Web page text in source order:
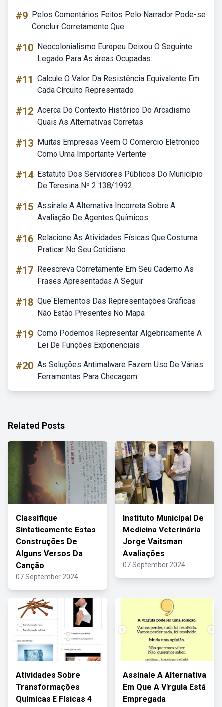
#9 Pelos Comentários Feitos Pelo Narrador Pode-se
Concluir Corretamente Que
#10 Neocolonialismo Europeu Deixou O Seguinte
Legado Para As áreas Ocupadas:
#11 Calcule O Valor Da Resistência Equivalente Em
Cada Circuito Representado
#12 Acerca Do Contexto Histórico Do Arcadismo
Quais As Alternativas Corretas
#13 Muitas Empresas Veem O Comercio Eletronico
Como Uma Importante Vertente
#14 Estatuto Dos Servidores Públicos Do Município
De Teresina Nº 2.138/1992.
#15 Assinale A Alternativa Incorreta Sobre A
Avaliação De Agentes Químicos:
#16 Relacione As Atividades Físicas Que Costuma
Praticar No Seu Cotidiano
#17 Reescreva Corretamente Em Seu Caderno As
Frases Apresentadas A Seguir
#18 Que Elementos Das Representações Gráficas
Não Estão Presentes No Mapa
#19 Como Podemos Representar Algebricamente A
Lei De Funções Exponenciais
#20 As Soluções Antimalware Fazem Uso De Várias
Ferramentas Para Checagem
Related Posts
Classifique
Sintaticamente Estas
Construções De
Alguns Versos Da
Canção
07 September 2024
Instituto Municipal De
Medicina Veterinária
Jorge Vaitsman
Avaliações
07 September 2024
Atividades Sobre
Transformações
Químicas E Físicas 4
Assinale A Alternativa
Em Que A Vírgula Está
Empregada